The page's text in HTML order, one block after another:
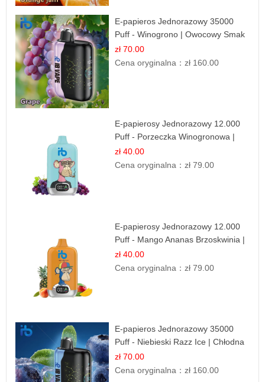
E-papieros Jednorazowy 35000
Puff - Winogrono | Owocowy Smak
zł 70.00
Cena oryginalna：zł 160.00
E-papierosy Jednorazowy 12.000
Puff - Porzeczka Winogronowa |
Owocowa Moc
zł 40.00
Cena oryginalna：zł 79.00
E-papierosy Jednorazowy 12.000
Puff - Mango Ananas Brzoskwinia |
Tropikalna Mieszanka
zł 40.00
Cena oryginalna：zł 79.00
E-papieros Jednorazowy 35000
Puff - Niebieski Razz Ice | Chłodna
Malina
zł 70.00
Cena oryginalna：zł 160.00